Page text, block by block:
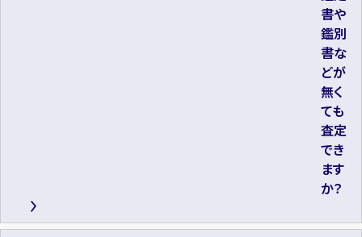
書や
鑑別
書な
どが
無く
ても
査定
でき
ます
か？